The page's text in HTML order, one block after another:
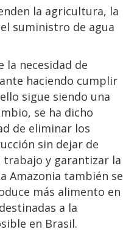
la agricultura, la
suministro de agua
la necesidad de
haciendo cumplir
sigue siendo una
se ha dicho
de eliminar los
sin dejar de
y garantizar la
Amazonia también se
más alimento en
a la
en Brasil.